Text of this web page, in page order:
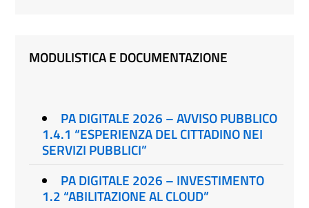
MODULISTICA E DOCUMENTAZIONE
PA DIGITALE 2026 – AVVISO PUBBLICO
1.4.1 “ESPERIENZA DEL CITTADINO NEI
SERVIZI PUBBLICI”
PA DIGITALE 2026 – INVESTIMENTO
1.2 “ABILITAZIONE AL CLOUD”